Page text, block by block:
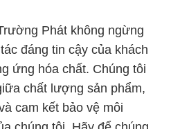
Phát không ngừng
đáng tin cậy của khách
ứng hóa chất. Chúng tôi
chất lượng sản phẩm,
cam kết bảo vệ môi